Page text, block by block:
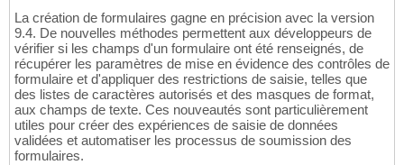
La création de formulaires gagne en précision avec la version
9.4. De nouvelles méthodes permettent aux développeurs de
vérifier si les champs d'un formulaire ont été renseignés, de
récupérer les paramètres de mise en évidence des contrôles de
formulaire et d'appliquer des restrictions de saisie, telles que
des listes de caractères autorisés et des masques de format,
aux champs de texte. Ces nouveautés sont particulièrement
utiles pour créer des expériences de saisie de données
validées et automatiser les processus de soumission des
formulaires.